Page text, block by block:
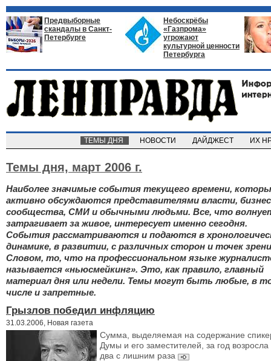
Предвыборные
скандалы в Санкт-
Петербурге
Небоскрёбы
«Газпрома»
угрожают
культурной ценности
Петербурга
ТЕМЫ ДНЯ НОВОСТИ ДАЙДЖЕСТ ИХ
Темы дня, март 2006 г.
Наиболее значимые события текущего времени,
активно обсуждаются представителями власти,
сообщества, СМИ и обычными людьми. Все, что
затрагивает за живое, интересует именно сегодня.
События рассматриваются и подаются в
динамике, в развитии, с различных сторон и точек
Словом, то, что на профессиональном языке
называется «ньюсмейкинг». Это, как правило, главный
материал дня или недели. Темы могут быть любые, в
числе и запретные.
Грызлов победил инфляцию
31.03.2006, Новая газета
Сумма, выделяемая на содержание
Думы и его заместителей, за год возросла
два с лишним раза